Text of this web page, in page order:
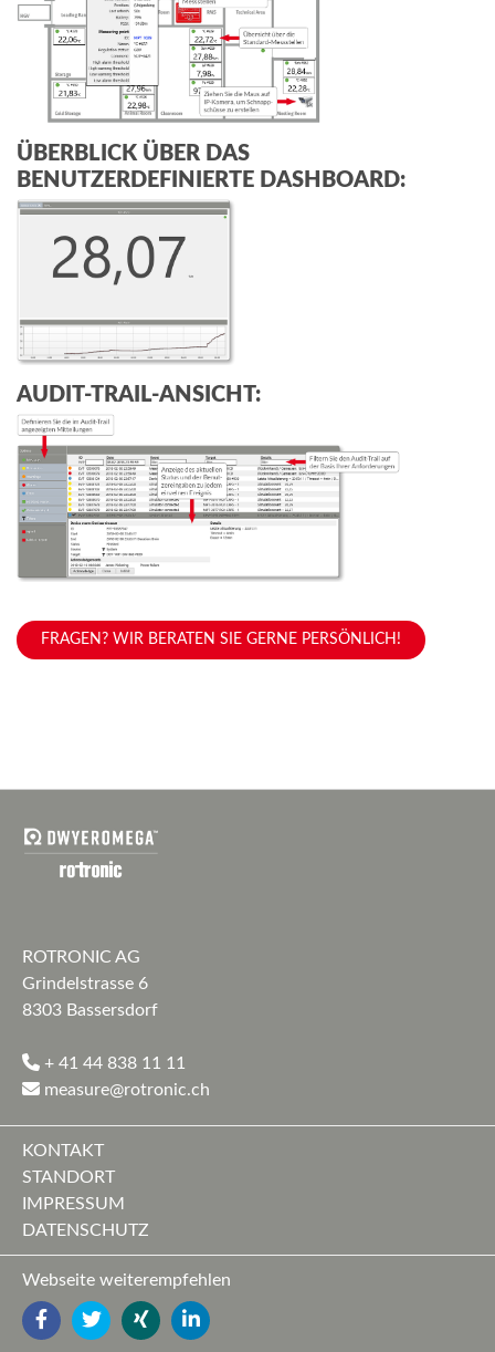
ÜBERBLICK ÜBER DAS
BENUTZERDEFINIERTE DASHBOARD:
AUDIT-TRAIL-ANSICHT:
FRAGEN? WIR BERATEN SIE GERNE PERSÖNLICH!
ROTRONIC AG
Grindelstrasse 6
8303 Bassersdorf
+ 41 44 838 11 11
measure@rotronic.ch
KONTAKT
STANDORT
IMPRESSUM
DATENSCHUTZ
Webseite weiterempfehlen
FACEBOOK
TWITTERYOUTUBELINKEDIN